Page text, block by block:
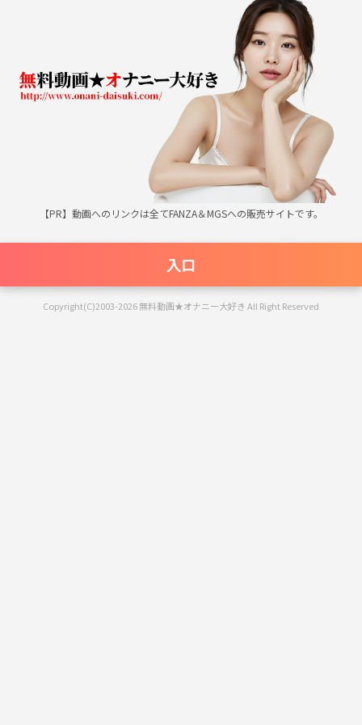
無料動画★オナニー大好き
【PR】動画へのリンクは全てFANZA＆MGSへの販売サイトです。
入口
Copyright(C)2003-2026 無料動画★オナニー大好き All Right Reserved